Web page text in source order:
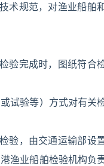
术规范，对渔业船舶
验完成时，图纸符合
试验等）方式对有关
验，由交通运输部设
渔业船舶检验机构负